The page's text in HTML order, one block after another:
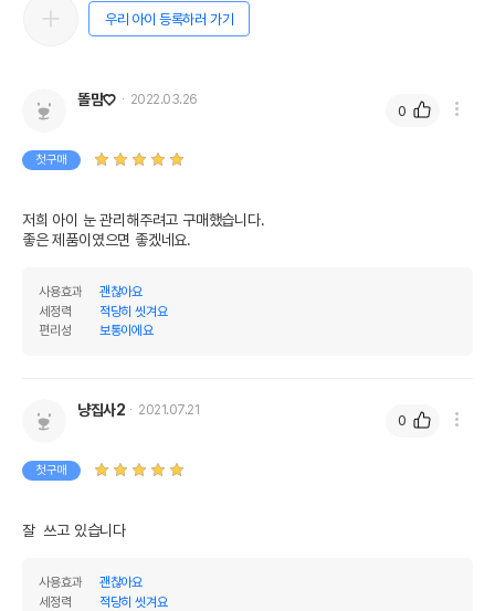
우리 아이 등록하러 가기
똘맘♡ 2022.03.26
첫구매
저희 아이 눈 관리해주려고 구매했습니다.
사용효과
괜찮아요
세정력
적당히 씻겨요
편리성
보통이에요
0
냥집사2 2021.07.21
첫구매
잘  쓰고 있습니다
사용효과
괜찮아요
세정력
적당히 씻겨요
0